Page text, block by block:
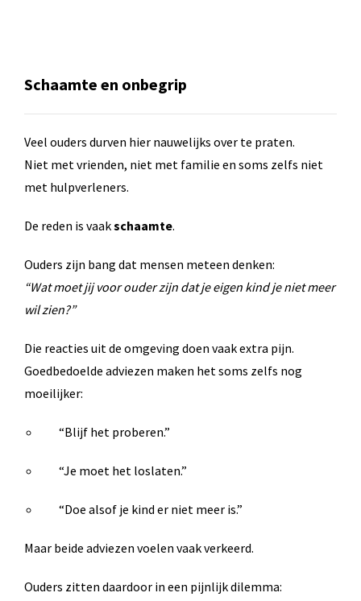
Schaamte en onbegrip
Veel ouders durven hier nauwelijks over te praten.
Niet met vrienden, niet met familie en soms zelfs niet
met hulpverleners.
De reden is vaakschaamte.
Ouders zijn bang dat mensen meteen denken:
“Wat moet jij voor ouder zijn dat je eigen kind je niet meer
wil zien?”
Die reacties uit de omgeving doen vaak extra pijn.
Goedbedoelde adviezen maken het soms zelfs nog
moeilijker:
“Blijf het proberen.”
“Je moet het loslaten.”
“Doe alsof je kind er niet meer is.”
Maar beide adviezen voelen vaak verkeerd.
Ouders zitten daardoor in een pijnlijk dilemma: